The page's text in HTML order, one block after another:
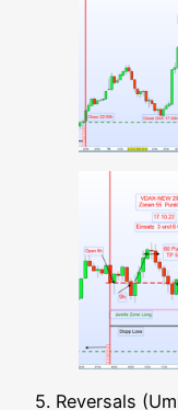
5. Rever­sals